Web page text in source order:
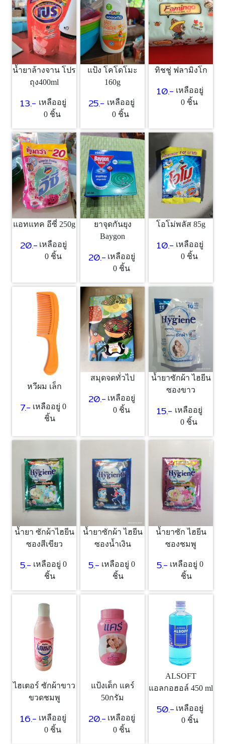
น้ำยาล้างจาน โปร
ถุง400ml
13.- เหลืออยู่
0 ชิ้น
แป้ง โคโดโมะ
160g
25.- เหลืออยู่
0 ชิ้น
ทิชชู่ ฟลามิงโก
10.- เหลืออยู่
0 ชิ้น
แอทแทค อีซี่ 250g
20.- เหลืออยู่
0 ชิ้น
ยาจุดกันยุง
Baygon
20.- เหลืออยู่
0 ชิ้น
โอโม่พลัส 85g
10.- เหลืออยู่
0 ชิ้น
หวีผม เล็ก
7.- เหลืออยู่ 0
ชิ้น
สมุดจดทั่วไป
20.- เหลืออยู่
0 ชิ้น
น้ำยาซักผ้า ไฮยีน
ซองขาว
15.- เหลืออยู่
0 ชิ้น
น้ำยา ซักผ้าไฮยีน
ซองสีเขียว
5.- เหลืออยู่ 0
ชิ้น
น้ำยาซักผ้า ไฮยีน
ซองน้ำเงิน
5.- เหลืออยู่ 0
ชิ้น
น้ำยาซัก ไฮยีน
ซองชมพู
5.- เหลืออยู่ 0
ชิ้น
ไฮเตอร์ ซักผ้าขาว
ขวดชมพู
16.- เหลืออยู่
0 ชิ้น
แป้งเด็ก แคร์
50กรัม
20.- เหลืออยู่
0 ชิ้น
ALSOFT
แอลกอฮอล์ 450 ml
50.- เหลืออยู่
0 ชิ้น